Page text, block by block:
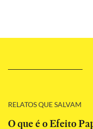
RELATOS QUE SALVAM
O que é o Efeito